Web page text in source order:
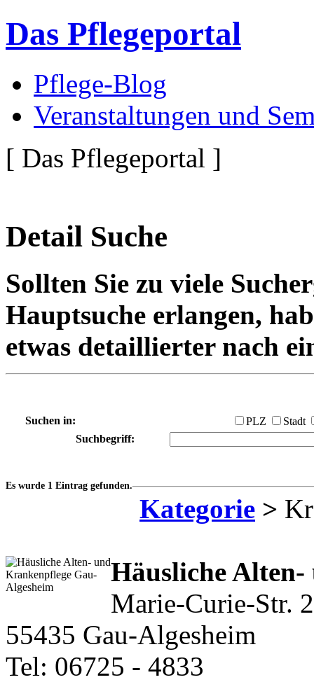
Das Pflegeportal
Pflege-Blog
Veranstaltungen und
[ Das Pflegeportal ]
Detail Suche
Sollten Sie zu viele
Hauptsuche erlangen,
etwas detaillierter nach
Suchen in: PLZ
Stadt
Suchbegriff:
Es wurde 1 Eintrag gefunden.
Kategorie >
Häusliche
Marie-Curie-Str.
55435 Gau-Algesheim
Tel: 06725 - 4833